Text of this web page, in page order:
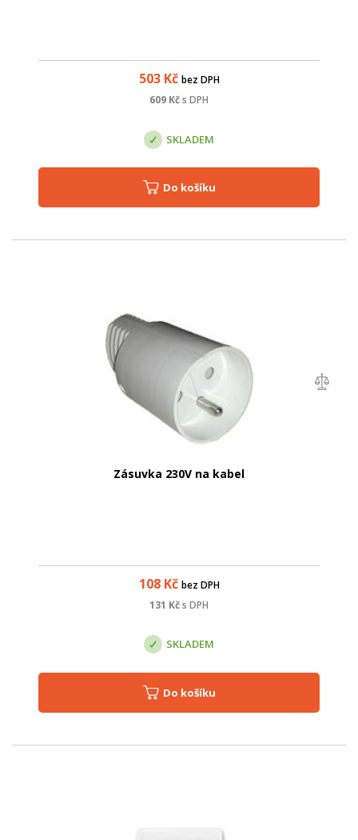
503Kč bez DPH
609 Kčs DPH
SKLADEM
Do košíku
Zásuvka 230V na kabel
108Kč bez DPH
131 Kčs DPH
SKLADEM
Do košíku